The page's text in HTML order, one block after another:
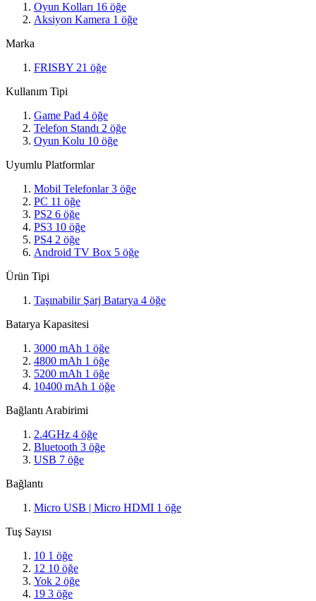
Oyun Kolları 16 öğe
Aksiyon Kamera 1 öğe
Marka
FRISBY 21 öğe
Kullanım Tipi
Game Pad 4 öğe
Telefon Standı 2 öğe
Oyun Kolu 10 öğe
Uyumlu Platformlar
Mobil Telefonlar3 öğe
PC 11 öğe
PS2 6 öğe
PS3 10 öğe
PS4 2 öğe
Android TV Box 5 öğe
Ürün Tipi
Taşınabilir Şarj Batarya 4 öğe
Batarya Kapasitesi
3000 mAh 1 öğe
4800 mAh 1 öğe
5200 mAh 1 öğe
10400 mAh 1 öğe
Bağlantı Arabirimi
2.4GHz 4 öğe
Bluetooth 3 öğe
USB 7 öğe
Bağlantı
Micro USB | Micro HDMI 1 öğe
Tuş Sayısı
10 1 öğe
12 10 öğe
Yok 2 öğe
19 3 öğe